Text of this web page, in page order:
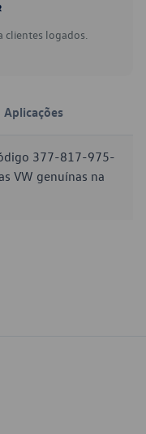
clientes logados.
Aplicações
377-817-975-
VW genuínas na